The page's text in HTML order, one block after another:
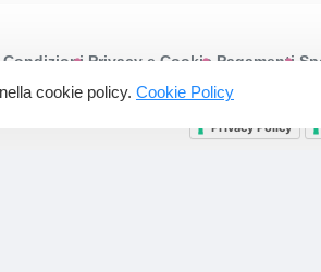
Condizioni Privacy e Cookie Pagamenti
© 2015-2025
Privacy Policy
cookie policy. Cookie Policy